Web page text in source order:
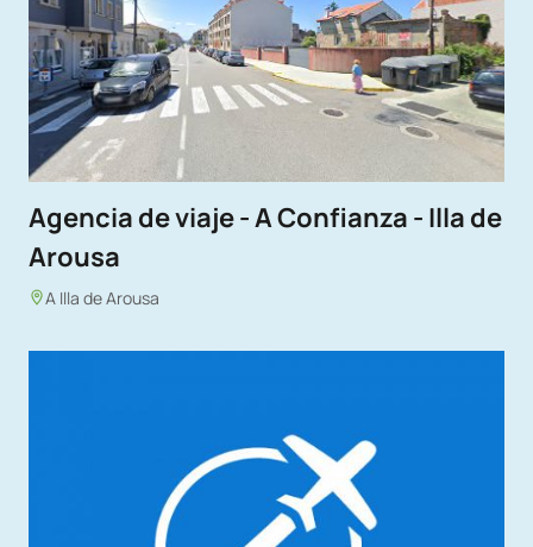
Agencia de viaje - A Confianza - Illa de
Arousa
A Illa de Arousa